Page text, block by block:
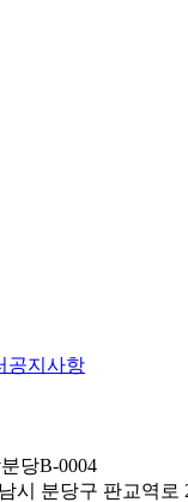
공지사항
당B-0004
시 분당구 판교역로